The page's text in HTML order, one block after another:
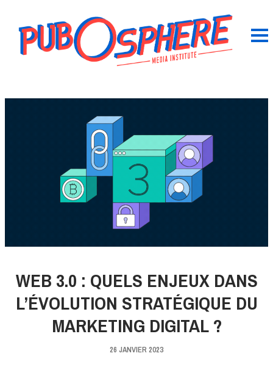
WEB 3.0 : QUELS ENJEUX DANS
L’ÉVOLUTION STRATÉGIQUE DU
MARKETING DIGITAL ?
26 JANVIER 2023